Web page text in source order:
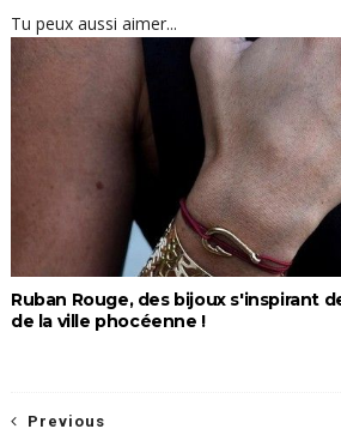
Tu peux aussi aimer...
Ruban Rouge, des bijoux s'inspirant
de la ville phocéenne !
Previous